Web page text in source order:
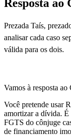
Resposta ao
Prezada Taís,
analisar cada caso
válida para os dois.
Vamos à resposta ao
Você pretende usar
amortizar a dívida. É
FGTS do cônjuge
de financiamento